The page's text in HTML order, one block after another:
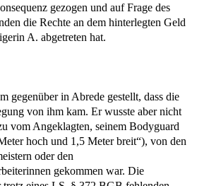
gezogen und auf Frage des
die Rechte an dem hinterlegten Geld
A. abgetreten hat.
gegenüber in Abrede gestellt, dass die
von ihm kam. Er wusste aber nicht
vom Angeklagten, seinem Bodyguard
hoch und 1,5 Meter breit“), von den
oder den
gekommen war. Die